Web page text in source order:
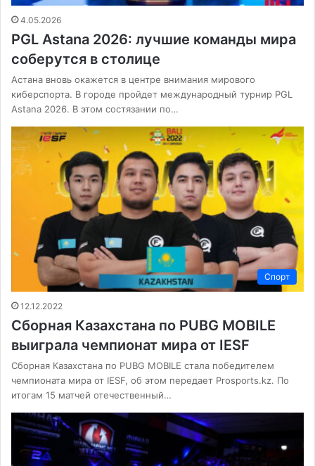
4.05.2026
PGL Astana 2026: лучшие команды мира
соберутся в столице
Астана вновь окажется в центре внимания мирового
киберспорта. В городе пройдет международный турнир PGL
Astana 2026. В этом состязании по…
Спорт
12.12.2022
Сборная Казахстана по PUBG MOBILE
выиграла чемпионат мира от IESF
Сборная Казахстана по PUBG MOBILE стала победителем
чемпионата мира от IESF, об этом передает Prosports.kz. По
итогам 15 матчей отечественный…